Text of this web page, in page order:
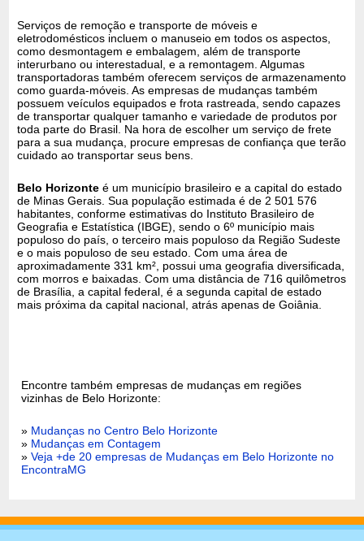
Serviços de remoção e transporte de móveis e
eletrodomésticos incluem o manuseio em todos os aspectos,
como desmontagem e embalagem, além de transporte
interurbano ou interestadual, e a remontagem. Algumas
transportadoras também oferecem serviços de armazenamento
como guarda-móveis. As empresas de mudanças também
possuem veículos equipados e frota rastreada, sendo capazes
de transportar qualquer tamanho e variedade de produtos por
toda parte do Brasil. Na hora de escolher um serviço de frete
para a sua mudança, procure empresas de confiança que terão
cuidado ao transportar seus bens.
Belo Horizonte é um município brasileiro e a capital do estado
de Minas Gerais. Sua população estimada é de 2 501 576
habitantes, conforme estimativas do Instituto Brasileiro de
Geografia e Estatística (IBGE), sendo o 6º município mais
populoso do país, o terceiro mais populoso da Região Sudeste
e o mais populoso de seu estado. Com uma área de
aproximadamente 331 km², possui uma geografia diversificada,
com morros e baixadas. Com uma distância de 716 quilômetros
de Brasília, a capital federal, é a segunda capital de estado
mais próxima da capital nacional, atrás apenas de Goiânia.
Encontre também empresas de mudanças em regiões
vizinhas de Belo Horizonte:
» Mudanças no Centro Belo Horizonte
» Mudanças em Contagem
»Veja +de 20 empresas de Mudanças em Belo Horizonte no
EncontraMG